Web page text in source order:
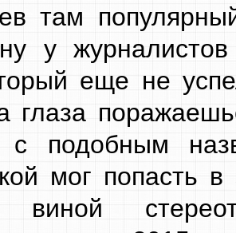
там
у
еще не
глаза
с подобным
мог попасть в
виной